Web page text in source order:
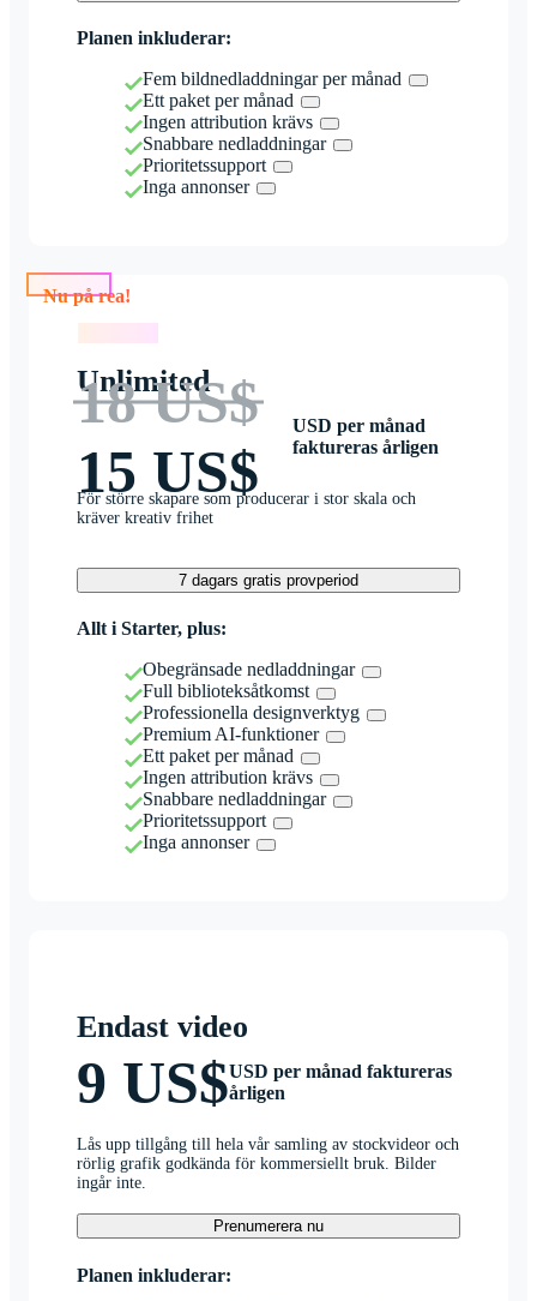
Planen inkluderar:
Fem bildnedladdningar per månad
Ett paket per månad
Ingen attribution krävs
Snabbare nedladdningar
Prioritetssupport
Inga annonser
Nu på rea!
Unlimited
18 US$
15 US$
USD per månad
faktureras årligen
För större skapare som producerar i stor skala och
kräver kreativ frihet
7 dagars gratis provperiod
Allt i Starter, plus:
Obegränsade nedladdningar
Full biblioteksåtkomst
Professionella designverktyg
Premium AI-funktioner
Ett paket per månad
Ingen attribution krävs
Snabbare nedladdningar
Prioritetssupport
Inga annonser
Endast video
9 US$USD per månad faktureras
årligen
Lås upp tillgång till hela vår samling av stockvideor och
rörlig grafik godkända för kommersiellt bruk. Bilder
ingår inte.
Prenumerera nu
Planen inkluderar: